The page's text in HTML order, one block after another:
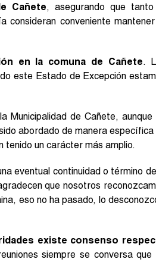
Cañete, asegurando que
consideran conveniente
en la comuna de Cañete.
este Estado de Excepción
Municipalidad de Cañete, aunque
abordado de manera específica
tenido un carácter más amplio.
eventual continuidad o término
que nosotros
eso no ha pasado, lo
existe consenso
siempre se conversa que